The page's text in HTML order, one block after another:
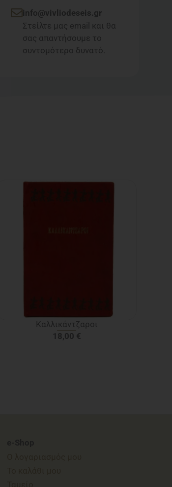
info@vivliodeseis.gr
Στείλτε μας email και θα
σας απαντήσουμε το
συντομότερο δυνατό.
Καλλικάντζαροι
18,00 €